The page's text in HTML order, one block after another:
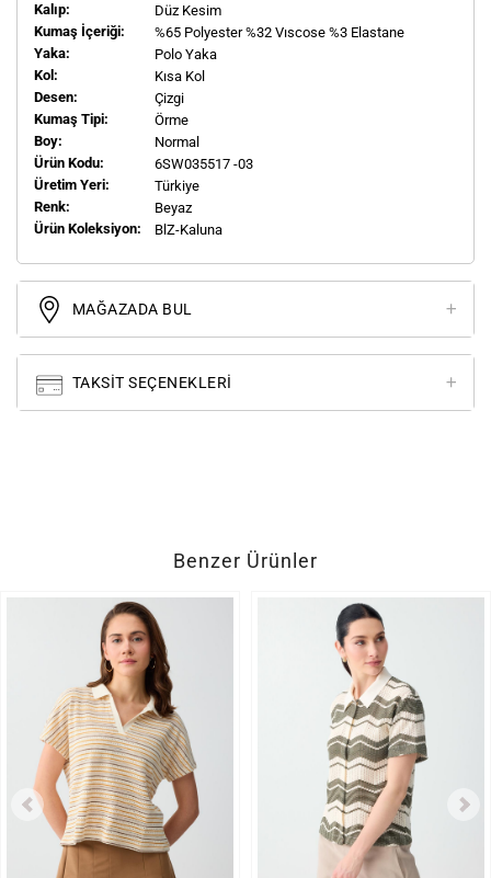
Kalıp:
Düz Kesim
Kumaş İçeriği:
%65 Polyester %32 Vıscose %3 Elastane
Yaka:
Polo Yaka
Kol:
Kısa Kol
Desen:
Çizgi
Kumaş Tipi:
Örme
Boy:
Normal
Ürün Kodu:
6SW035517 -03
Üretim Yeri:
Türkiye
Renk:
Beyaz
Ürün Koleksiyon:
BlZ-Kaluna
MAĞAZADA BUL
TAKSIT SEÇENEKLERI
Benzer Ürünler